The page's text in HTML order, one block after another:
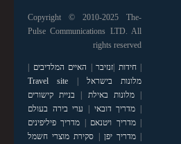
Copyright © 2010-2025 The-
Pulse Communications LTD. All
rights reserved
|חידות |זנזיבר | האיים המלדיבים |
מלונות בישראל |
Travel site
|מלונות באילת | בניית קישורים
| מדריך דובאי | ערי בירה בעולם
|מדריך ויטנאם | מדריך פיליפינים
|מדריך יפן | סקירת מוצרי חשמל